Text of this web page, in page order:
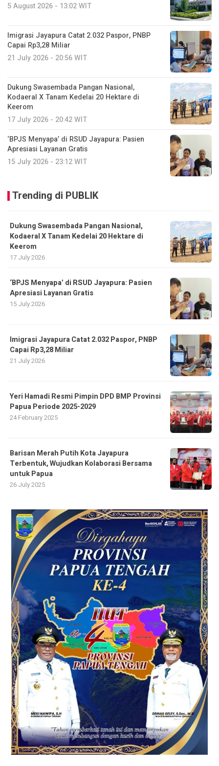
5 August 2026 - 13:02 WIT
Imigrasi Jayapura Catat 2.032 Paspor, PNBP
Capai Rp3,28 Miliar
21 July 2026 - 20:56 WIT
Dukung Swasembada Pangan Nasional,
Kodaeral X Tanam Kedelai 20 Hektare di
Keerom
17 July 2026 - 20:42 WIT
‘BPJS Menyapa’ di RSUD Jayapura: Pasien
Apresiasi Layanan Gratis
15 July 2026 - 23:12 WIT
Trending di PUBLIK
Dukung Swasembada Pangan Nasional,
Kodaeral X Tanam Kedelai 20 Hektare di
Keerom
17 July 2026
‘BPJS Menyapa’ di RSUD Jayapura: Pasien
Apresiasi Layanan Gratis
15 July 2026
Imigrasi Jayapura Catat 2.032 Paspor, PNBP
Capai Rp3,28 Miliar
21 July 2026
Yeri Hamadi Resmi Pimpin DPD BMP Provinsi
Papua Periode 2025-2029
24 February 2025
Barisan Merah Putih Kota Jayapura
Terbentuk, Wujudkan Kolaborasi Bersama
untuk Papua
26 July 2025